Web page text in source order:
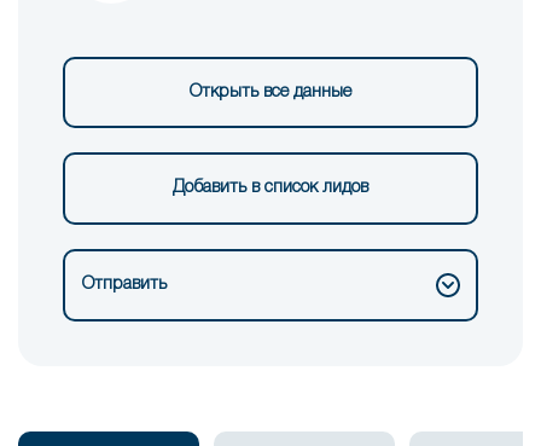
Открыть все данные
Добавить в список лидов
Отправить